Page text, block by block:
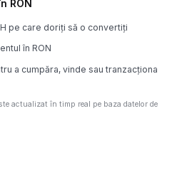
RON
pe care doriți să o convertiți
în RON
a cumpăra, vinde sau tranzacționa
actualizat în timp real pe baza datelor de